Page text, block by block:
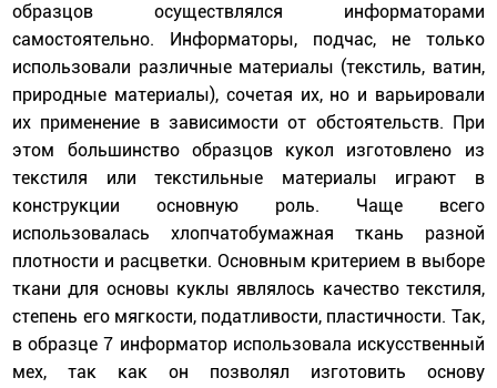
образцов осуществлялся информаторами
самостоятельно. Информаторы, подчас, не только
использовали различные материалы (текстиль, ватин,
природные материалы), сочетая их, но и варьировали
их применение в зависимости от обстоятельств. При
этом большинство образцов кукол изготовлено из
текстиля или текстильные материалы играют в
конструкции основную роль. Чаще всего
использовалась хлопчатобумажная ткань разной
плотности и расцветки. Основным критерием в выборе
ткани для основы куклы являлось качество текстиля,
степень его мягкости, податливости, пластичности. Так,
в образце 7 информатор использовала искусственный
мех, так как он позволял изготовить основу